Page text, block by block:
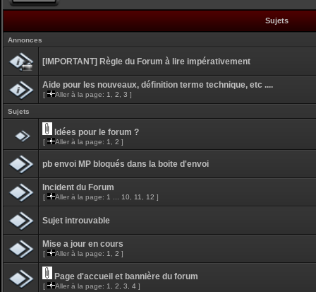
Sujets
Annonces
[IMPORTANT] Règle du Forum à lire impérativement
Aide pour les nouveaux, définition terme technique, etc ....
[ Aller à la page: 1 2 3 ]
Sujets
Idées pour le forum ?
[ Aller à la page: 1 2 ]
pb envoi MP bloqués dans la boite d'envoi
Incident du Forum
[ Aller à la page: 1 10 11 12 ]
Sujet introuvable
Mise a jour en cours
[ Aller à la page: 1 2 ]
Page d'accueil et bannière du forum
[ Aller à la page: 1 2 3 4 ]